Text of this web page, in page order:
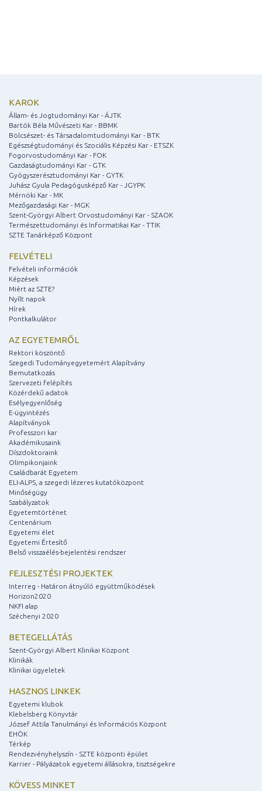
KAROK
Állam- és Jogtudományi Kar - ÁJTK
Bartók Béla Művészeti Kar - BBMK
Bölcsészet- és Társadalomtudományi Kar - BTK
Egészségtudományi és Szociális Képzési Kar - ETSZK
Fogorvostudományi Kar - FOK
Gazdaságtudományi Kar - GTK
Gyógyszerésztudományi Kar - GYTK
Juhász Gyula Pedagógusképző Kar - JGYPK
Mérnöki Kar - MK
Mezőgazdasági Kar - MGK
Szent-Györgyi Albert Orvostudományi Kar - SZAOK
Természettudományi és Informatikai Kar - TTIK
SZTE Tanárképző Központ
FELVÉTELI
Felvételi információk
Képzések
Miért az SZTE?
Nyílt napok
Hírek
Pontkalkulátor
AZ EGYETEMRŐL
Rektori köszöntő
Szegedi Tudományegyetemért Alapítvány
Bemutatkozás
Szervezeti felépítés
Közérdekű adatok
Esélyegyenlőség
E-ügyintézés
Alapítványok
Professzori kar
Akadémikusaink
Díszdoktoraink
Olimpikonjaink
Családbarát Egyetem
ELI-ALPS, a szegedi lézeres kutatóközpont
Minőségügy
Szabályzatok
Egyetemtörténet
Centenárium
Egyetemi élet
Egyetemi Értesítő
Belső visszaélés-bejelentési rendszer
FEJLESZTÉSI PROJEKTEK
Interreg - Határon átnyúló együttműködések
Horizon2020
NKFI alap
Széchenyi 2020
BETEGELLÁTÁS
Szent-Györgyi Albert Klinikai Központ
Klinikák
Klinikai ügyeletek
HASZNOS LINKEK
Egyetemi klubok
Klebelsberg Könyvtár
József Attila Tanulmányi és Információs Központ
EHÖK
Térkép
Rendezvényhelyszín - SZTE központi épület
Karrier - Pályázatok egyetemi állásokra, tisztségekre
KÖVESS MINKET